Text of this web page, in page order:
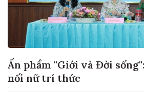
Ấn phẩm "Giới và Đời
nối nữ trí thức